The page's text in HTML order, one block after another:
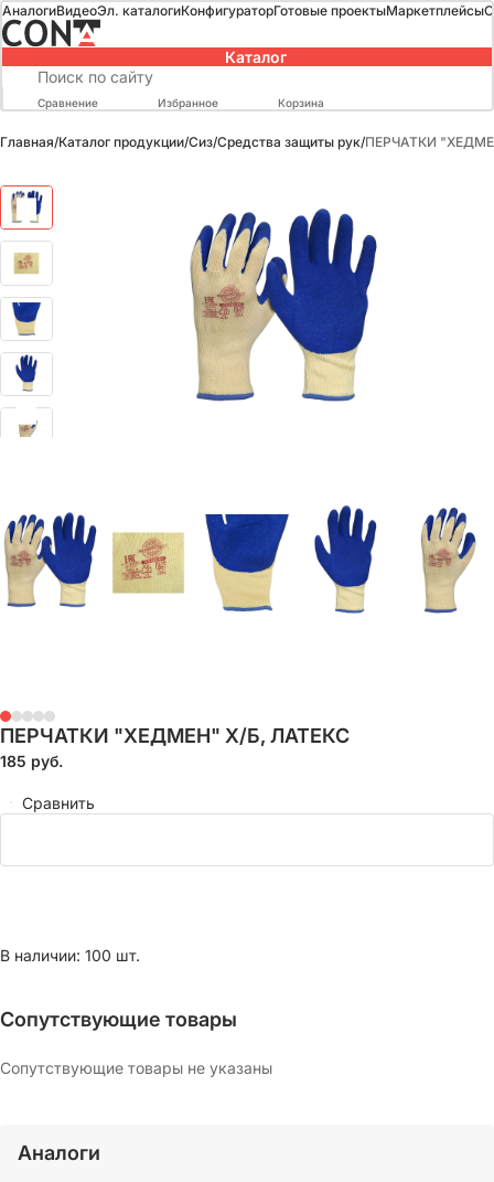
АналогиВидеоЭл. каталогиКонфигураторГотовые проектыМаркетплейсы
Каталог
Сравнение Избранное Корзина
Главная/Каталог продукции/Сиз/Средства защиты рук/ПЕРЧАТКИ
ПЕРЧАТКИ "ХЕДМЕН" Х/Б, ЛАТЕКС
185 руб.
Сравнить
В наличии: 100 шт.
Сопутствующие товары
Сопутствующие товары не указаны
Аналоги